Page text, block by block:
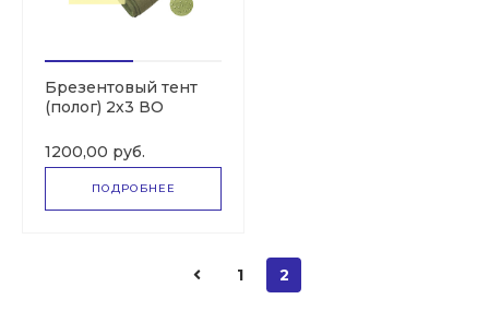
Брезентовый тент
(полог) 2х3 ВО
1200,00 руб.
ПОДРОБНЕЕ
1 2